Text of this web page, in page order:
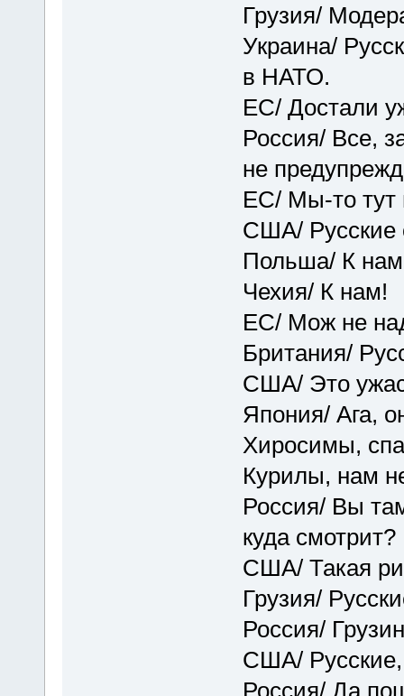
Грузия/
Украина/
в НАТО.
ЕС/ Достали
Россия/ Все,
не
ЕС/ Мы-то тут
США/ Русские
Польша/ К
Чехия/ К нам!
ЕС/ Мож не
Британия/
США/ Это
Япония/ Ага,
Хиросимы,
Курилы, нам
Россия/ Вы
куда смотрит?
США/ Такая
Грузия/
Россия/
США/ Русские,